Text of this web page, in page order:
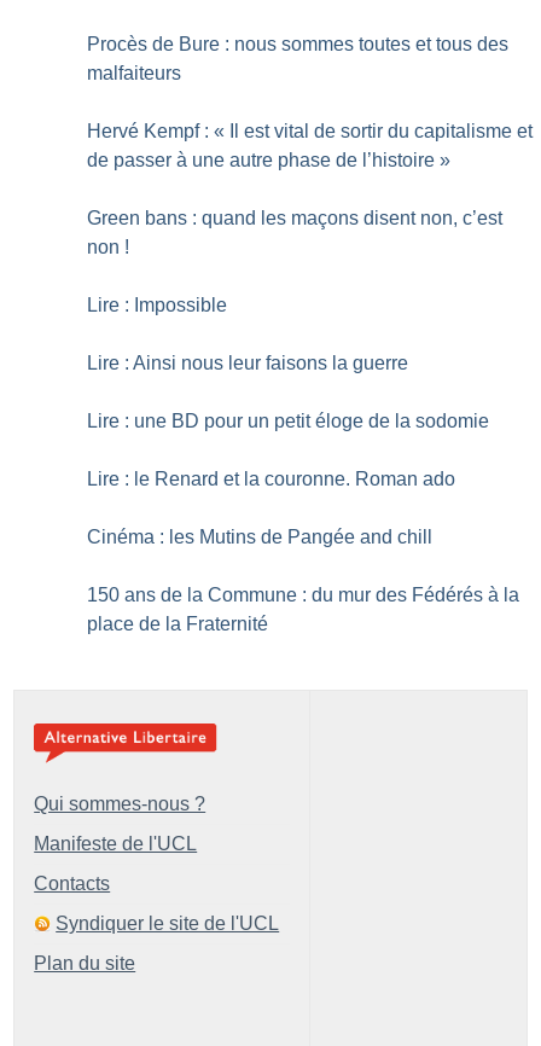
Procès de Bure : nous sommes toutes et tous des
malfaiteurs
Hervé Kempf : «
Il est vital de sortir du capitalisme et
de passer à une autre phase de l’histoire »
Green bans : quand les maçons disent non, c’est
non !
Lire : Impossible
Lire : Ainsi nous leur faisons la guerre
Lire : une BD pour un petit éloge de la sodomie
Lire : le Renard et la couronne. Roman ado
Cinéma : les Mutins de Pangée and chill
150 ans de la Commune : du mur des Fédérés à la
place de la Fraternité
Qui sommes-nous ?
Manifeste de l'UCL
Contacts
Syndiquer le site de l'UCL
Plan du site